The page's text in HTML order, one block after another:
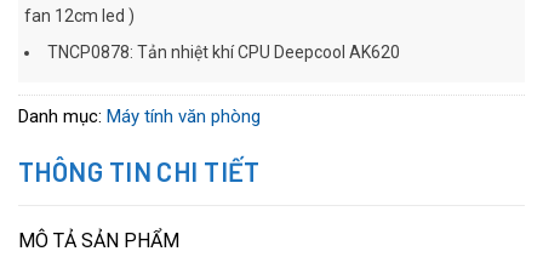
fan 12cm led )
TNCP0878: Tản nhiệt khí CPU Deepcool AK620
Danh mục: Máy tính văn phòng
THÔNG TIN CHI TIẾT
MÔ TẢ SẢN PHẨM